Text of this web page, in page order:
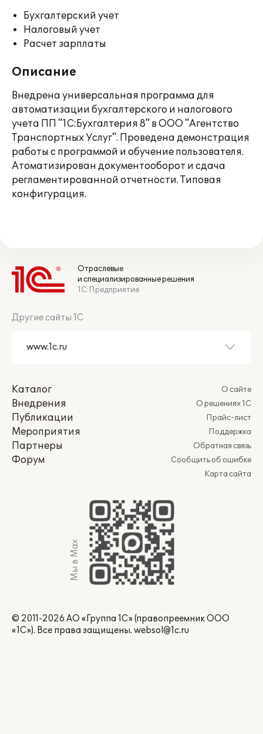
Бухгалтерский учет
Налоговый учет
Расчет зарплаты
Описание
Внедрена универсальная программа для
автоматизации бухгалтерского и налогового
учета ПП "1С:Бухгалтерия 8" в ООО "Агентство
Транспортных Услуг". Проведена демонстрация
работы с программой и обучение пользователя.
Атоматизирован документооборот и сдача
регламентированной отчетности. Типовая
конфигурация.
Отраслевые
и специализированные решения
1С:Предприятие
Другие сайты 1С
Каталог
Внедрения
Публикации
Мероприятия
Партнеры
Форум
О сайте
О решениях 1С
Прайс-лист
Поддержка
Обратная связь
Сообщить об ошибке
Карта сайта
Мы в Max
© 2011-2026 АО «Группа 1С» (правопреемник ООО
«1С»). Все права защищены. websol@1c.ru